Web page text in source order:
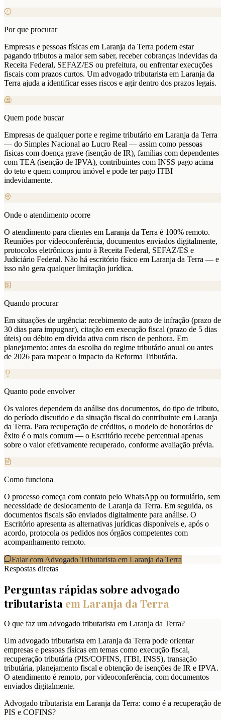
Por que procurar
Empresas e pessoas físicas em Laranja da Terra podem estar
pagando tributos a maior sem saber, receber cobranças indevidas da
Receita Federal, SEFAZ/ES ou prefeitura, ou enfrentar execuções
fiscais com prazos curtos. Um advogado tributarista em Laranja da
Terra ajuda a identificar esses riscos e agir dentro dos prazos legais.
Quem pode buscar
Empresas de qualquer porte e regime tributário em Laranja da Terra
— do Simples Nacional ao Lucro Real — assim como pessoas
físicas com doença grave (isenção de IR), famílias com dependentes
com TEA (isenção de IPVA), contribuintes com INSS pago acima
do teto e quem comprou imóvel e pode ter pago ITBI
indevidamente.
Onde o atendimento ocorre
O atendimento para clientes em Laranja da Terra é 100% remoto.
Reuniões por videoconferência, documentos enviados digitalmente,
protocolos eletrônicos junto à Receita Federal, SEFAZ/ES e
Judiciário Federal. Não há escritório físico em Laranja da Terra — e
isso não gera qualquer limitação jurídica.
Quando procurar
Em situações de urgência: recebimento de auto de infração (prazo de
30 dias para impugnar), citação em execução fiscal (prazo de 5 dias
úteis) ou débito em dívida ativa com risco de penhora. Em
planejamento: antes da escolha do regime tributário anual ou antes
de 2026 para mapear o impacto da Reforma Tributária.
Quanto pode envolver
Os valores dependem da análise dos documentos, do tipo de tributo,
do período discutido e da situação fiscal do contribuinte em Laranja
da Terra. Para recuperação de créditos, o modelo de honorários de
êxito é o mais comum — o Escritório recebe percentual apenas
sobre o valor efetivamente recuperado, conforme avaliação prévia.
Como funciona
O processo começa com contato pelo WhatsApp ou formulário, sem
necessidade de deslocamento de Laranja da Terra. Em seguida, os
documentos fiscais são enviados digitalmente para análise. O
Escritório apresenta as alternativas jurídicas disponíveis e, após o
acordo, protocola os pedidos nos órgãos competentes com
acompanhamento remoto.
Falar com Advogado Tributarista em Laranja da Terra
Respostas diretas
Perguntas rápidas sobre advogado
tributarista em Laranja da Terra
O que faz um advogado tributarista em Laranja da Terra?
Um advogado tributarista em Laranja da Terra pode orientar
empresas e pessoas físicas em temas como execução fiscal,
recuperação tributária (PIS/COFINS, ITBI, INSS), transação
tributária, planejamento fiscal e obtenção de isenções de IR e IPVA.
O atendimento é remoto, por videoconferência, com documentos
enviados digitalmente.
Advogado tributarista em Laranja da Terra: como é a recuperação de
PIS e COFINS?